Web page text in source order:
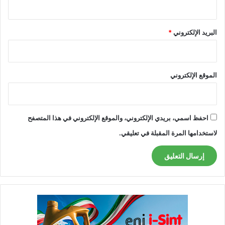
البريد الإلكتروني*
الموقع الإلكتروني
احفظ اسمي، بريدي الإلكتروني، والموقع الإلكتروني في هذا المتصفح
لاستخدامها المرة المقبلة في تعليقي.